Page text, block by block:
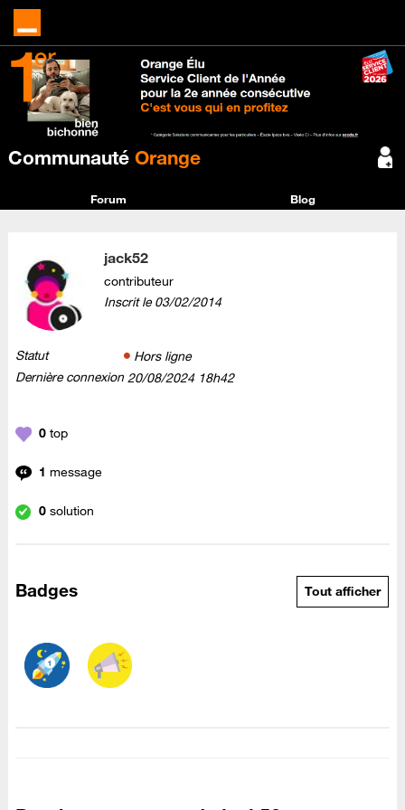
Communauté Orange
Forum Blog
jack52
contributeur
Inscrit le‎03/02/2014
Statut
Hors ligne
Dernière connexion ‎20/08/2024 18h42
0 top
1 message
0 solution
Badges Tout afficher